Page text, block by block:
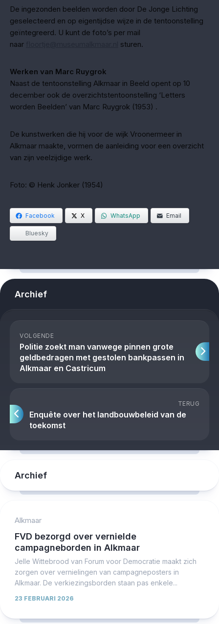
De ingezonden beelden worden door De Jonge Lichting
geselecteerd en op eigentijdse wijze in de tentoonstelling
geïntegreerd. U kunt de foto’s per mail
naar
sturen.
Werken van Marc Ruygrok
Naast de tentoonstelling Alkmaar in Beeld opent op 10
december ook de overzichtstentoonstelling ‘Letters
worden Beelden’ van Marc Ruygrok (1953) .
De kunstwerken die hij voor de wijk Vroonermeer in
Alkmaar maakte, vormen de aanleiding voor een overzicht
van zijn veelzijdige werk.
Foto: © Henk Jonker (1954)
Facebook X WhatsApp Email
Bluesky
Archief
VOLGENDE
Politie zoekt man vanwege pinnen grote
geldbedragen met gestolen bankpassen in
Alkmaar en Castricum
TERUG
Enquête over het landbouwbeleid van de
toekomst
Archief
Alkmaar
FVD bezorgd over vernielde
campagneborden in Alkmaar
Jelle Wittebrood van Forum voor Democratie maakt zich
zorgen over vernielingen van campagneposters in
Alkmaar. De verkiezingsborden staan pas enkele...
23 FEBRUARI 2026